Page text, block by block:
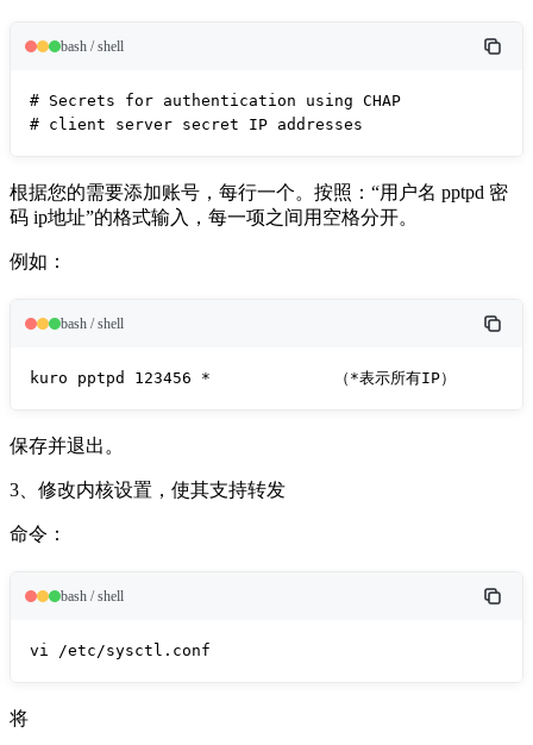
bash / shell
# Secrets for authentication using CHAP
# client server secret IP addresses
根据您的需要添加账号，每行一个。按照：“用户名 pptpd 密
码 ip地址”的格式输入，每一项之间用空格分开。
例如：
bash / shell
kuro pptpd 123456 *             （*表示所有IP）
保存并退出。
3、修改内核设置，使其支持转发
命令：
bash / shell
vi /etc/sysctl.conf
将